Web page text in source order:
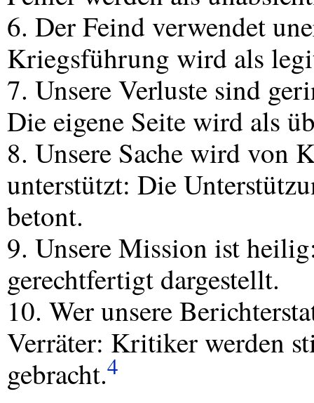
6. Der Feind verwendet
Kriegsführung wird als
7. Unsere Verluste sind
Die eigene Seite wird als
8. Unsere Sache wird von
unterstützt: Die
betont.
9. Unsere Mission ist
gerechtfertigt dargestellt.
10. Wer unsere
Verräter: Kritiker werden
gebracht.4